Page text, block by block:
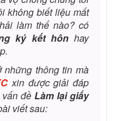
không biết liệu mất
làm thế nào? có
ký kết hôn hay
thông tin mà
xin được giải đáp
vấn đềLàm lại giấy
viết sau: